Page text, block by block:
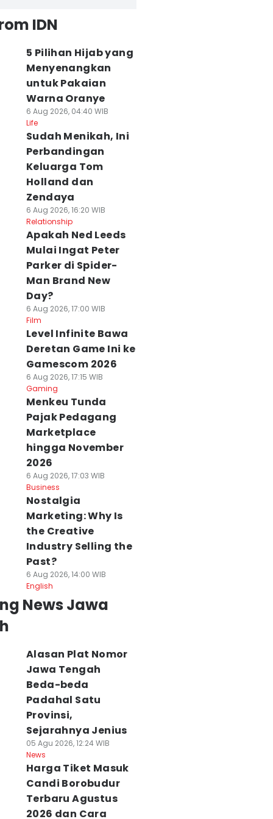
IDN
5 Pilihan Hijab yang
Menyenangkan
untuk Pakaian
Warna Oranye
6 Aug 2026, 04:40 WIB
Life
Sudah Menikah, Ini
Perbandingan
Keluarga Tom
Holland dan
Zendaya
6 Aug 2026, 16:20 WIB
Relationship
Apakah Ned Leeds
Mulai Ingat Peter
Parker di Spider-
Man Brand New
Day?
6 Aug 2026, 17:00 WIB
Film
Level Infinite Bawa
Deretan Game Ini ke
Gamescom 2026
6 Aug 2026, 17:15 WIB
Gaming
Menkeu Tunda
Pajak Pedagang
Marketplace
hingga November
2026
6 Aug 2026, 17:03 WIB
Business
Nostalgia
Marketing: Why Is
the Creative
Industry Selling the
Past?
6 Aug 2026, 14:00 WIB
English
News Jawa
Alasan Plat Nomor
Jawa Tengah
Beda-beda
Padahal Satu
Provinsi,
Sejarahnya Jenius
05 Agu 2026, 12:24 WIB
News
Harga Tiket Masuk
Candi Borobudur
Terbaru Agustus
2026 dan Cara